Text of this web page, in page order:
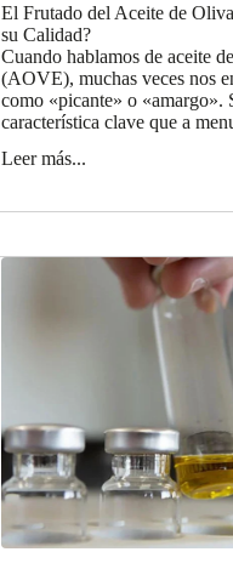
El Frutado del Aceite de
su Calidad?
Cuando hablamos de aceite
(AOVE), muchas veces nos
como «picante» o «amargo».
característica clave que a
Leer más...